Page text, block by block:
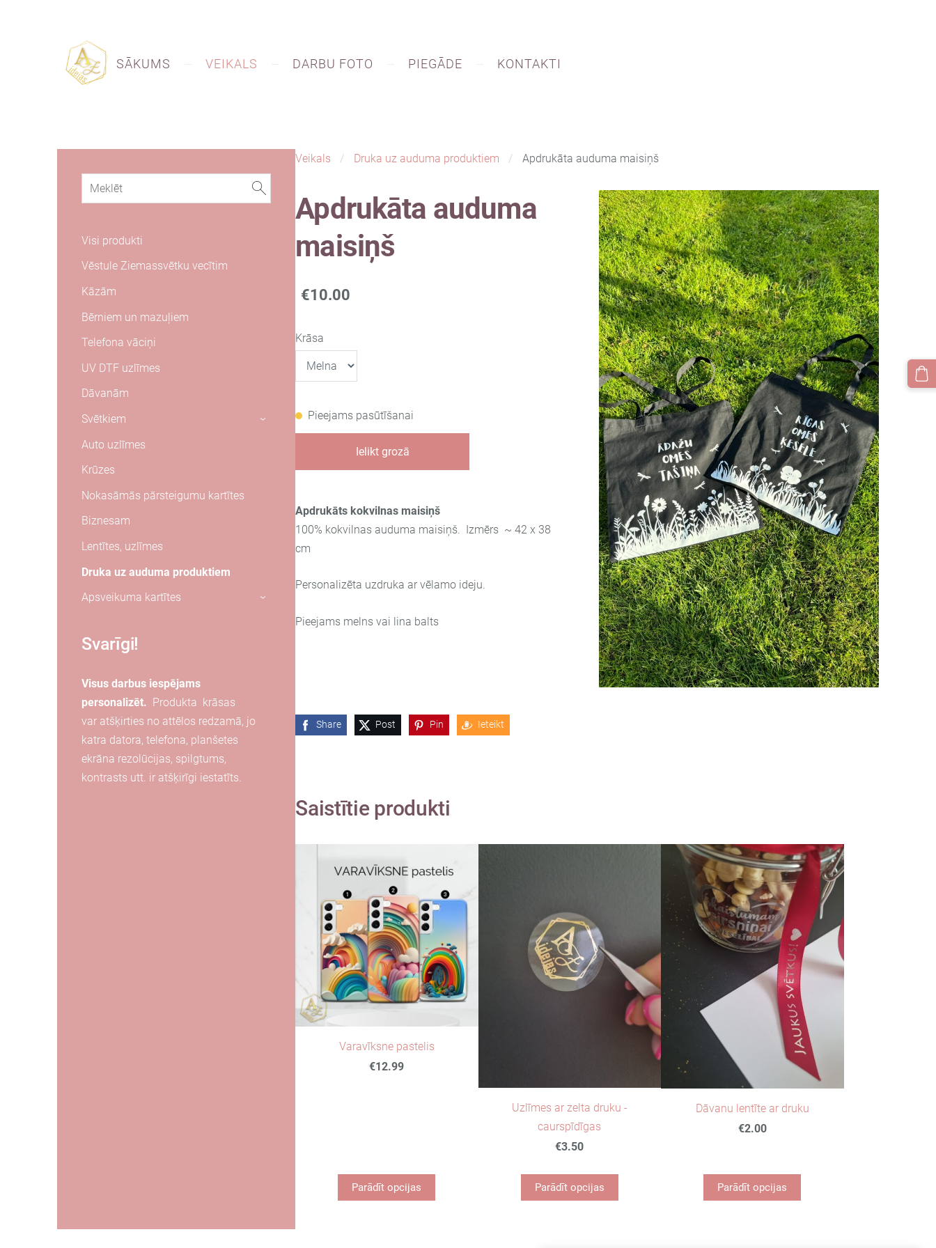
SĀKUMS VEIKALS DARBU FOTO PIEGĀDE KONTAKTI
Visi produkti
Vēstule Ziemassvētku vecītim
Kāzām
Bērniem un mazuļiem
Telefona vāciņi
UV DTF uzlīmes
Dāvanām
Svētkiem
›
Auto uzlīmes
Krūzes
Nokasāmās pārsteigumu kartītes
Biznesam
Lentītes, uzlīmes
Druka uz auduma produktiem
Apsveikuma kartītes
›
Svarīgi!
Visus darbus iespējams
personalizēt. Produkta krāsas
var atšķirties no attēlos redzamā, jo
katra datora, telefona, planšetes
ekrāna rezolūcijas, spilgtums,
kontrasts utt. ir atšķirīgi iestatīts.
Veikals Druka uz auduma produktiem Apdrukāta auduma maisiņš
Apdrukāta auduma
maisiņš
€10.00
Krāsa
Pieejams pasūtīšanai
Ielikt grozā
Apdrukāts kokvilnas maisiņš
100% kokvilnas auduma maisiņš. Izmērs ~ 42 x 38
cm
Personalizēta uzdruka ar vēlamo ideju.
Pieejams melns vai lina balts
Share Post Pin Ieteikt
Saistītie produkti
Varavīksne pastelis
€12.99
Parādīt opcijas
Uzlīmes ar zelta druku -
caurspīdīgas
€3.50
Parādīt opcijas
Dāvanu lentīte ar druku
€2.00
Parādīt opcijas